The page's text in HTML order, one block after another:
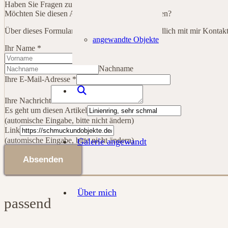
angewandte Objekte
Galerie angewandt
Über mich
Haben Sie Fragen zu diesem Artikel?
Möchten Sie diesen Artikel gerne bei mir erwerben?
Über dieses Formular können Sie ganz unverbindlich mit mir
Es
Link
Ihre
Ihr Name *
Nachname
Ihre E-Mail-Adresse *
Ihre Nachricht
Es geht um diesen Artikel
(automische Eingabe, bitte nicht ändern)
Link
(automische Eingabe, bitte nicht ändern)
Absenden
passend